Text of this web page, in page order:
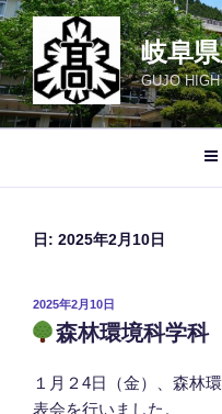
コ
ン
テ
ン
ツ
岐阜
GUJO
日: 2025年2月10日
投
稿
日:
2025年2月10日
森林環境科学
１月２4日（金）、森林
表会を行いました。